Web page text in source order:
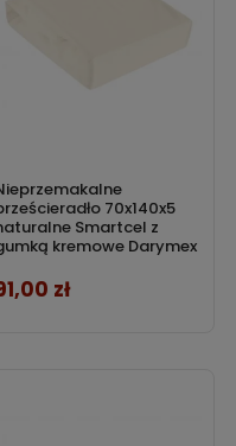
70x140x5
Smartcel z
kremowe Darymex
zł